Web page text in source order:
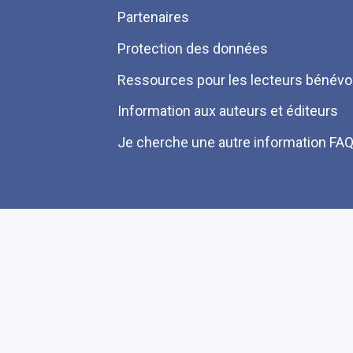
Partenaires
Protection des données
Ressources pour les lecteurs
Information aux auteurs et éditeurs
Je cherche une autre information